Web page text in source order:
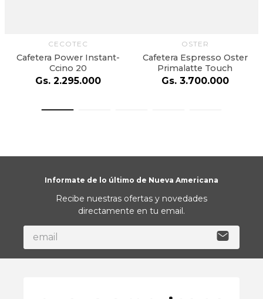
CECOTEC
Cafetera Power Instant-
Ccino 20
Gs. 2.295.000
OSTER
Cafetera Espresso Oster
Primalatte Touch
Gs. 3.700.000
Informate de lo último de Nueva Americana
Recibe nuestras ofertas y novedades
directamente en tu email.